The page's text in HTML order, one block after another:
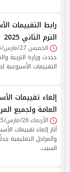
رابط التقييمات
الترم الثاني 2025
الخميس 27/مارس/2025 - 01:10 ص
حددت وزارة التربية
التقييمات الأسبوعية
إلغاء تقييمات
العامة ولجميع
الأربعاء 26/مارس/2025 - 02:16 م
أثار إلغاء تقييمات
والمراحل التعليمية
السبب.